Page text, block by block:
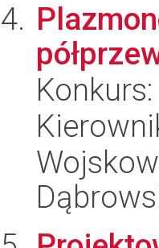
Konkurs: